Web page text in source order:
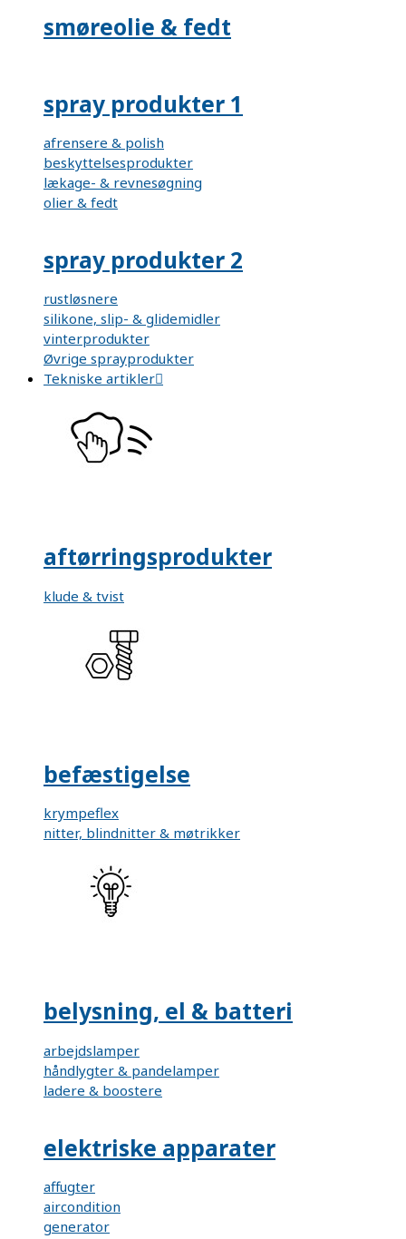
smøreolie & fedt
spray produkter 1
afrensere & polish
beskyttelsesprodukter
lækage- & revnesøgning
olier & fedt
spray produkter 2
rustløsnere
silikone, slip- & glidemidler
vinterprodukter
Øvrige sprayprodukter
Tekniske artikler
aftørringsprodukter
klude & tvist
befæstigelse
krympeflex
nitter, blindnitter & møtrikker
belysning, el & batteri
arbejdslamper
håndlygter & pandelamper
ladere & boostere
elektriske apparater
affugter
aircondition
generator